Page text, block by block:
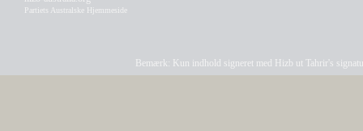
Partiets Australske Hjemmeside
Bemærk: Kun indhold signeret med Hizb ut Tahrir's